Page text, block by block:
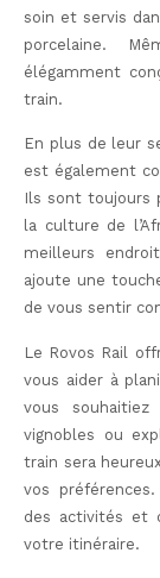
soin et servis
porcelaine.
élégamment
train.
En plus de leur
est également
Ils sont toujours
la culture de
meilleurs
ajoute une
de vous sentir
Le Rovos Rail
vous aider à
vous
vignobles ou
train sera
vos
des activités et
votre itinéraire.